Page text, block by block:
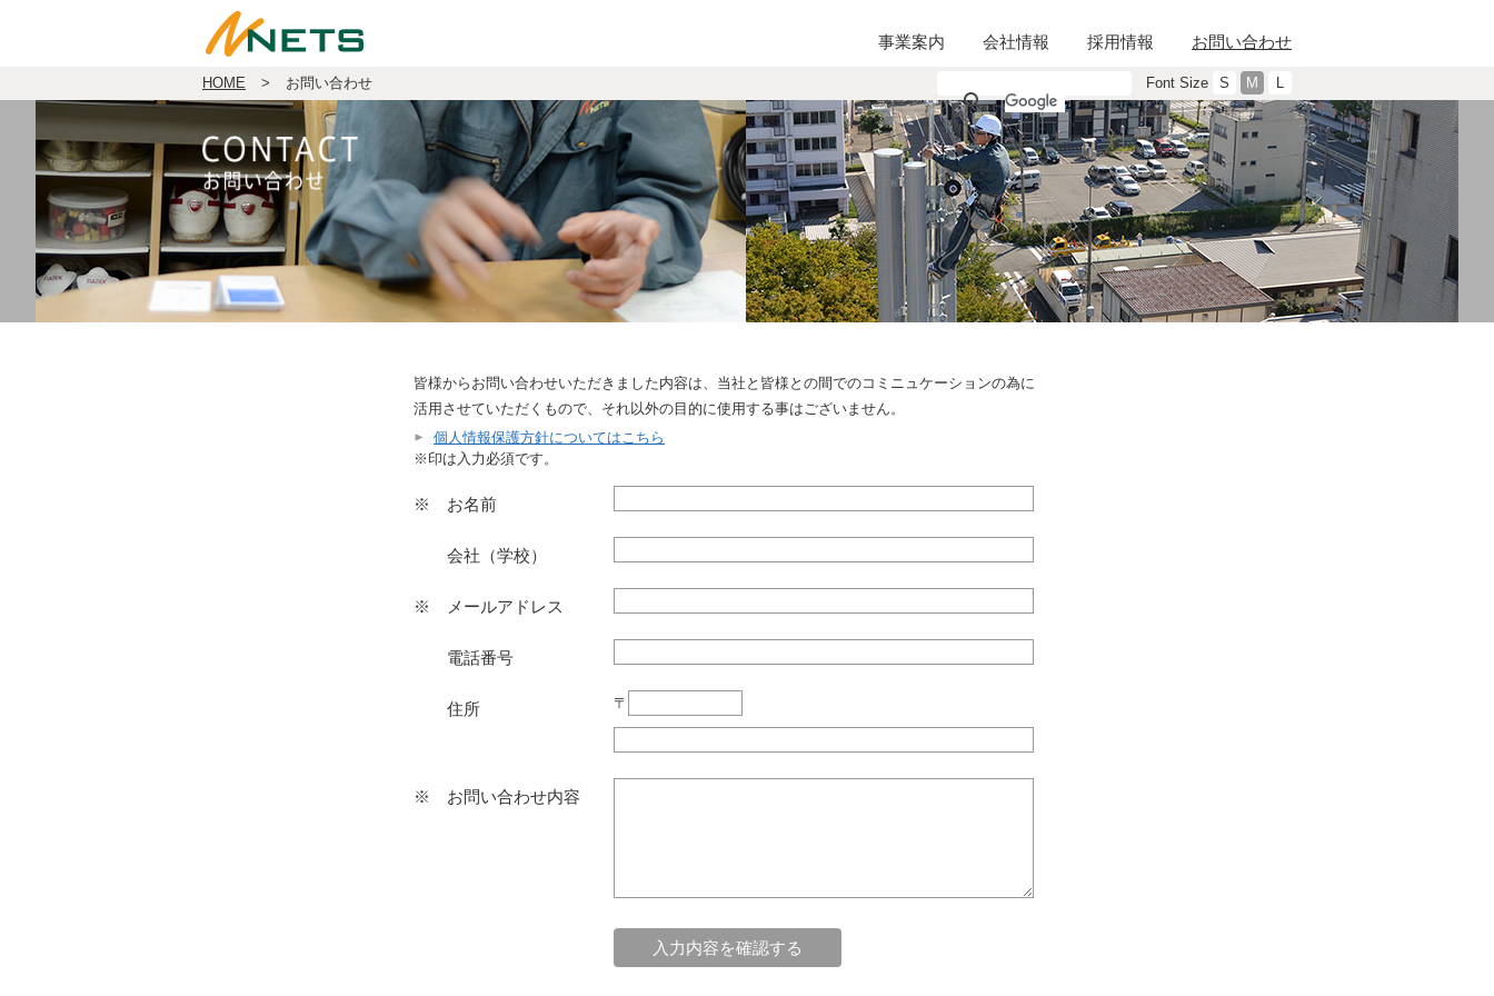
事業案内 会社情報 採用情報 お問い合わせ
HOME > お問い合わせ Font Size S M L
皆様からお問い合わせいただきました内容は、当社と皆様との間でのコミニュケーションの為に
活用させていただくもので、それ以外の目的に使用する事はございません。
個人情報保護方針についてはこちら
※印は入力必須です。
※ お名前
会社（学校）
※ メールアドレス
電話番号
住所 〒
※ お問い合わせ内容